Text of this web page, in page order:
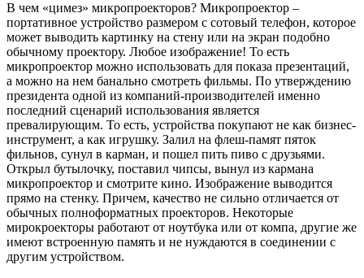
В чем «цимез» микропроекторов? Микропроектор –
портативное устройство размером с сотовый телефон, которое
может выводить картинку на стену или на экран подобно
обычному проектору. Любое изображение! То есть
микропроектор можно использовать для показа презентаций,
а можно на нем банально смотреть фильмы. По утверждению
президента одной из компаний-производителей именно
последний сценарий использования является
превалирующим. То есть, устройства покупают не как бизнес-
инструмент, а как игрушку. Залил на флеш-памят пяток
фильнов, сунул в карман, и пошел пить пиво с друзьями.
Открыл бутылочку, поставил чипсы, вынул из кармана
микропроектор и смотрите кино. Изображение выводится
прямо на стенку. Причем, качество не сильно отличается от
обычных полноформатных проекторов. Некоторые
мирокроекторы работают от ноутбука или от компа, другие же
имеют встроенную память и не нуждаются в соединении с
другим устройством.